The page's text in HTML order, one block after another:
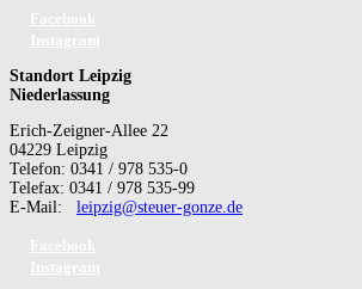
Standort Leipzig
Niederlassung
Erich-Zeigner-Allee 22
04229 Leipzig
Telefon: 0341 / 978 535-0
Telefax: 0341 / 978 535-99
E-Mail: leipzig@steuer-gonze.de